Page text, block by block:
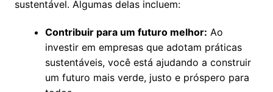
sustentável. Algumas delas incluem:
Contribuir para um futuro melhor: Ao
investir em empresas que adotam práticas
sustentáveis, você está ajudando a construir
um futuro mais verde, justo e próspero para